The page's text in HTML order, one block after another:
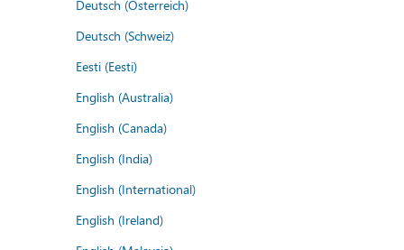
Deutsch (Österreich)
Deutsch (Schweiz)
Eesti (Eesti)
English (Australia)
English (Canada)
English (India)
English (International)
English (Ireland)